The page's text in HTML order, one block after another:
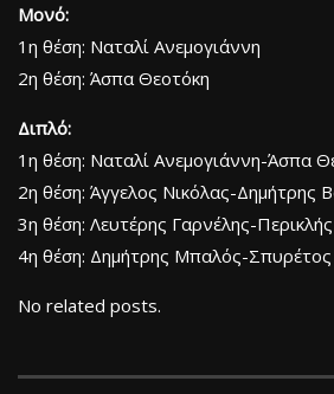
Μονό:
1η θέση: Ναταλί Ανεμογιάννη
2η θέση: Άσπα Θεοτόκη
Διπλό:
1η θέση: Ναταλί Ανεμογιάννη-Άσπα
2η θέση: Άγγελος Νικόλας-Δημήτρης
3η θέση: Λευτέρης Γαρνέλης-
4η θέση: Δημήτρης Μπαλός-Σπυρέτος
No related posts.